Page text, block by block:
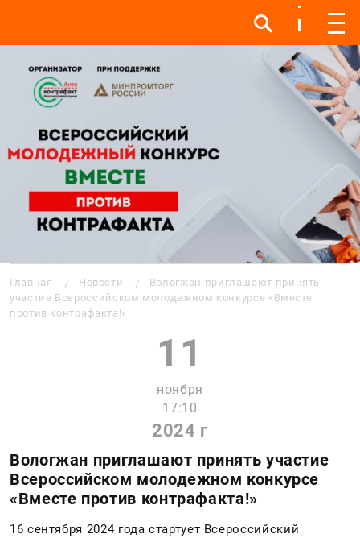
Инфо Инфо Меню
Главная Новости
Вологжан приглашают принять
участие Всероссийском молодежном конкурсе «Вместе
против контрафакта!»
11
ноября
17:10
2024 г
Вологжан приглашают принять участие
Всероссийском молодежном конкурсе
«Вместе против контрафакта!»
16 сентября 2024 года стартует Всероссийский